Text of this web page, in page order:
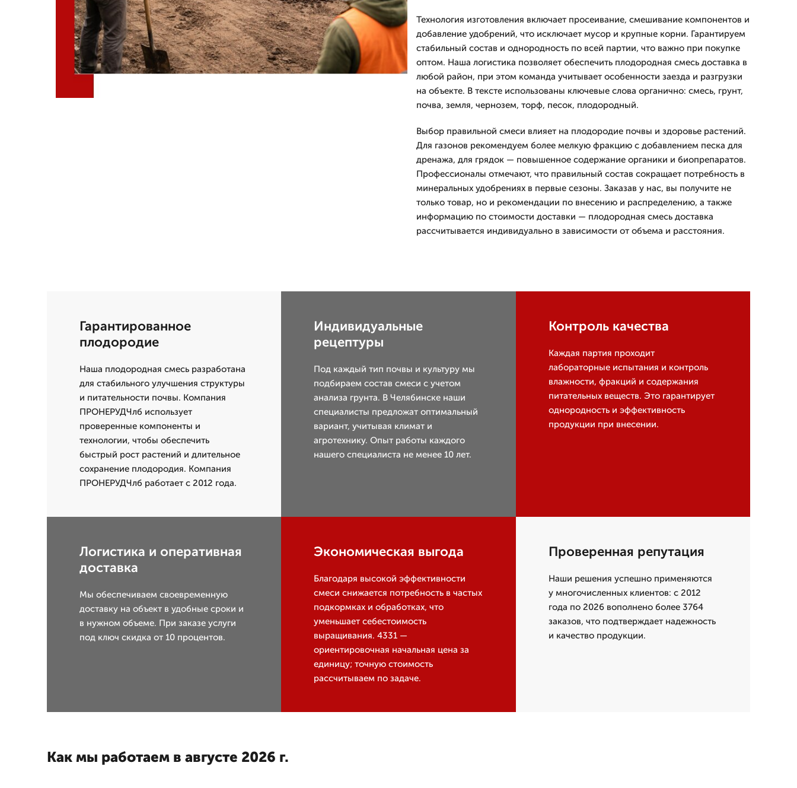
Технология изготовления включает просеивание, смешивание компонентов и
добавление удобрений, что исключает мусор и крупные корни. Гарантируем
стабильный состав и однородность по всей партии, что важно при покупке
оптом. Наша логистика позволяет обеспечить плодородная смесь доставка в
любой район, при этом команда учитывает особенности заезда и разгрузки
на объекте. В тексте использованы ключевые слова органично: смесь, грунт,
почва, земля, чернозем, торф, песок, плодородный.
Выбор правильной смеси влияет на плодородие почвы и здоровье растений.
Для газонов рекомендуем более мелкую фракцию с добавлением песка для
дренажа, для грядок — повышенное содержание органики и биопрепаратов.
Профессионалы отмечают, что правильный состав сокращает потребность в
минеральных удобрениях в первые сезоны. Заказав у нас, вы получите не
только товар, но и рекомендации по внесению и распределению, а также
информацию по стоимости доставки — плодородная смесь доставка
рассчитывается индивидуально в зависимости от объема и расстояния.
Гарантированное
плодородие
Наша плодородная смесь разработана
для стабильного улучшения структуры
и питательности почвы. Компания
ПРОНЕРУДЧлб использует
проверенные компоненты и
технологии, чтобы обеспечить
быстрый рост растений и длительное
сохранение плодородия. Компания
ПРОНЕРУДЧлб работает с 2012 года.
Индивидуальные
рецептуры
Под каждый тип почвы и культуру мы
подбираем состав смеси с учетом
анализа грунта. В Челябинске наши
специалисты предложат оптимальный
вариант, учитывая климат и
агротехнику. Опыт работы каждого
нашего специалиста не менее 10 лет.
Контроль качества
Каждая партия проходит
лабораторные испытания и контроль
влажности, фракций и содержания
питательных веществ. Это гарантирует
однородность и эффективность
продукции при внесении.
Логистика и оперативная
доставка
Мы обеспечиваем своевременную
доставку на объект в удобные сроки и
в нужном объеме. При заказе услуги
под ключ скидка от 10 процентов.
Экономическая выгода
Благодаря высокой эффективности
смеси снижается потребность в частых
подкормках и обработках, что
уменьшает себестоимость
выращивания. 4331 —
ориентировочная начальная цена за
единицу; точную стоимость
рассчитываем по задаче.
Проверенная репутация
Наши решения успешно применяются
у многочисленных клиентов: с 2012
года по 2026 вополнено более 3764
заказов, что подтверждает надежность
и качество продукции.
Как мы работаем в августе 2026 г.